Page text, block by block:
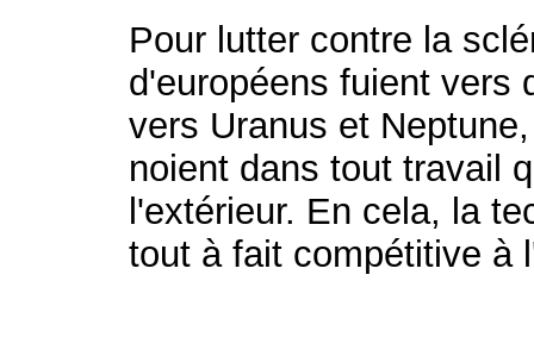
Pour lutter contre la
d'européens fuient vers
vers Uranus et
noient dans tout travail
l'extérieur. En cela, la
tout à fait compétitive à